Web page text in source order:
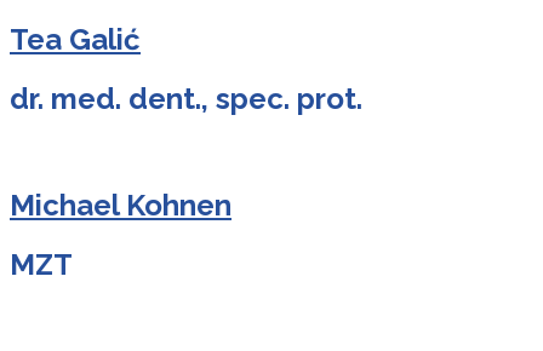
Tea Galić
dr. med. dent., spec. prot.
Michael Kohnen
MZT